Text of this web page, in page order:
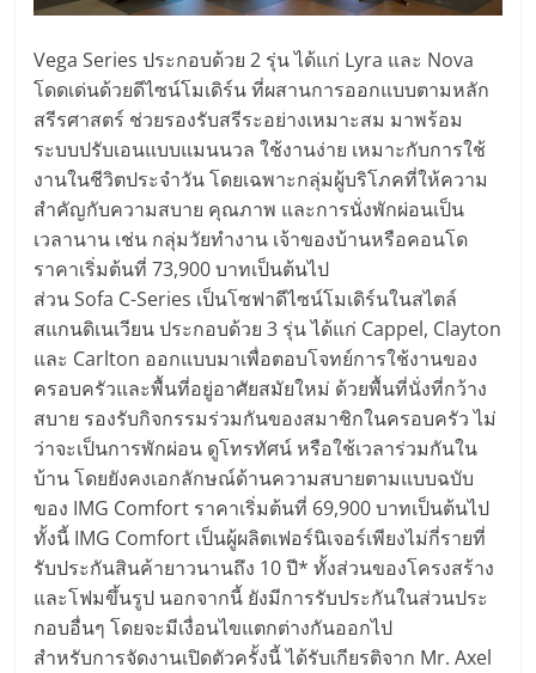
Vega Series ประกอบด้วย 2 รุ่น ได้แก่ Lyra และ Nova
โดดเด่นด้วยดีไซน์โมเดิร์น ที่ผสานการออกแบบตามหลัก
สรีรศาสตร์ ช่วยรองรับสรีระอย่างเหมาะสม มาพร้อม
ระบบปรับเอนแบบแมนนวล ใช้งานง่าย เหมาะกับการใช้
งานในชีวิตประจำวัน โดยเฉพาะกลุ่มผู้บริโภคที่ให้ความ
สำคัญกับความสบาย คุณภาพ และการนั่งพักผ่อนเป็น
เวลานาน เช่น กลุ่มวัยทำงาน เจ้าของบ้านหรือคอนโด
ราคาเริ่มต้นที่ 73,900 บาทเป็นต้นไป
ส่วน Sofa C-Series เป็นโซฟาดีไซน์โมเดิร์นในสไตล์
สแกนดิเนเวียน ประกอบด้วย 3 รุ่น ได้แก่ Cappel, Clayton
และ Carlton ออกแบบมาเพื่อตอบโจทย์การใช้งานของ
ครอบครัวและพื้นที่อยู่อาศัยสมัยใหม่ ด้วยพื้นที่นั่งที่กว้าง
สบาย รองรับกิจกรรมร่วมกันของสมาชิกในครอบครัว ไม่
ว่าจะเป็นการพักผ่อน ดูโทรทัศน์ หรือใช้เวลาร่วมกันใน
บ้าน โดยยังคงเอกลักษณ์ด้านความสบายตามแบบฉบับ
ของ IMG Comfort ราคาเริ่มต้นที่ 69,900 บาทเป็นต้นไป
ทั้งนี้ IMG Comfort เป็นผู้ผลิตเฟอร์นิเจอร์เพียงไม่กี่รายที่
รับประกันสินค้ายาวนานถึง 10 ปี* ทั้งส่วนของโครงสร้าง
และโฟมขึ้นรูป นอกจากนี้ ยังมีการรับประกันในส่วนประ
กอบอื่นๆ โดยจะมีเงื่อนไขแตกต่างกันออกไป
สำหรับการจัดงานเปิดตัวครั้งนี้ ได้รับเกียรติจาก Mr. Axel